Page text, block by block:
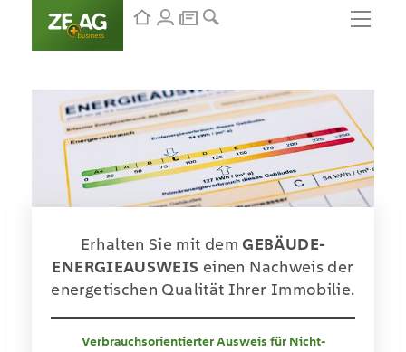
Erhalten Sie mit dem GEBÄUDE-
ENERGIEAUSWEIS einen Nachweis der
energetischen Qualität Ihrer Immobilie.
Verbrauchsorientierter Ausweis für Nicht-